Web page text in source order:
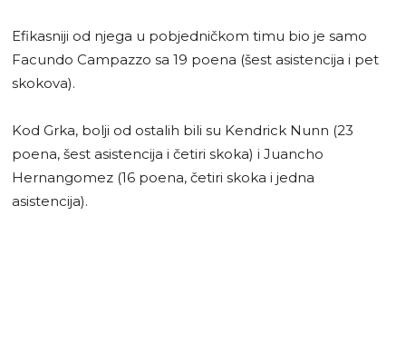
Efikasniji od njega u pobjedničkom timu bio je samo
Facundo Campazzo sa 19 poena (šest asistencija i pet
skokova).
Kod Grka, bolji od ostalih bili su Kendrick Nunn (23
poena, šest asistencija i četiri skoka) i Juancho
Hernangomez (16 poena, četiri skoka i jedna
asistencija).